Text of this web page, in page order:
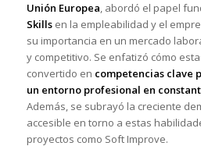
Unión Europea, abordó el papel
Skillsen la empleabilidad y el
su importancia en un mercado
y competitivo. Se enfatizó cómo
convertido en competencias clave
un entorno profesional en
Además, se subrayó la creciente
accesible en torno a estas
proyectos como Soft Improve.